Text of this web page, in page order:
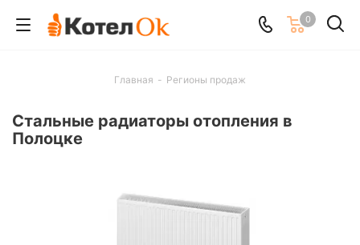
0
Главная - Регионы продаж
Стальные радиаторы отопления в
Полоцке